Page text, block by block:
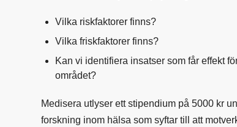
Vilka riskfaktorer finns?
Vilka friskfaktorer finns?
Kan vi identifiera insatser som får effekt
området?
Medisera utlyser ett stipendium på 5000 kr
forskning inom hälsa som syftar till att